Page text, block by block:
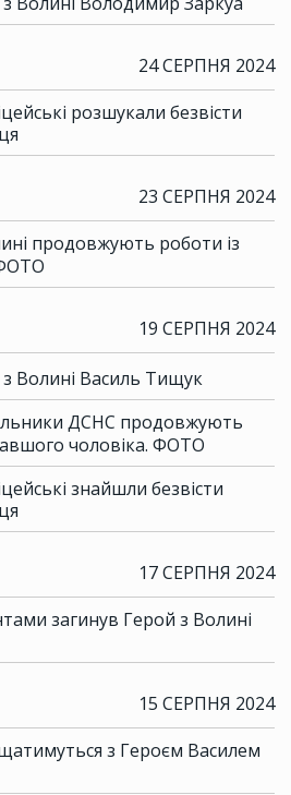
24 СЕРПНЯ 2024
розшукали безвісти
23 СЕРПНЯ 2024
продовжують роботи із
19 СЕРПНЯ 2024
Волині Василь Тищук
ДСНС продовжують
чоловіка. ФОТО
знайшли безвісти
17 СЕРПНЯ 2024
загинув Герой з Волині
15 СЕРПНЯ 2024
з Героєм Василем